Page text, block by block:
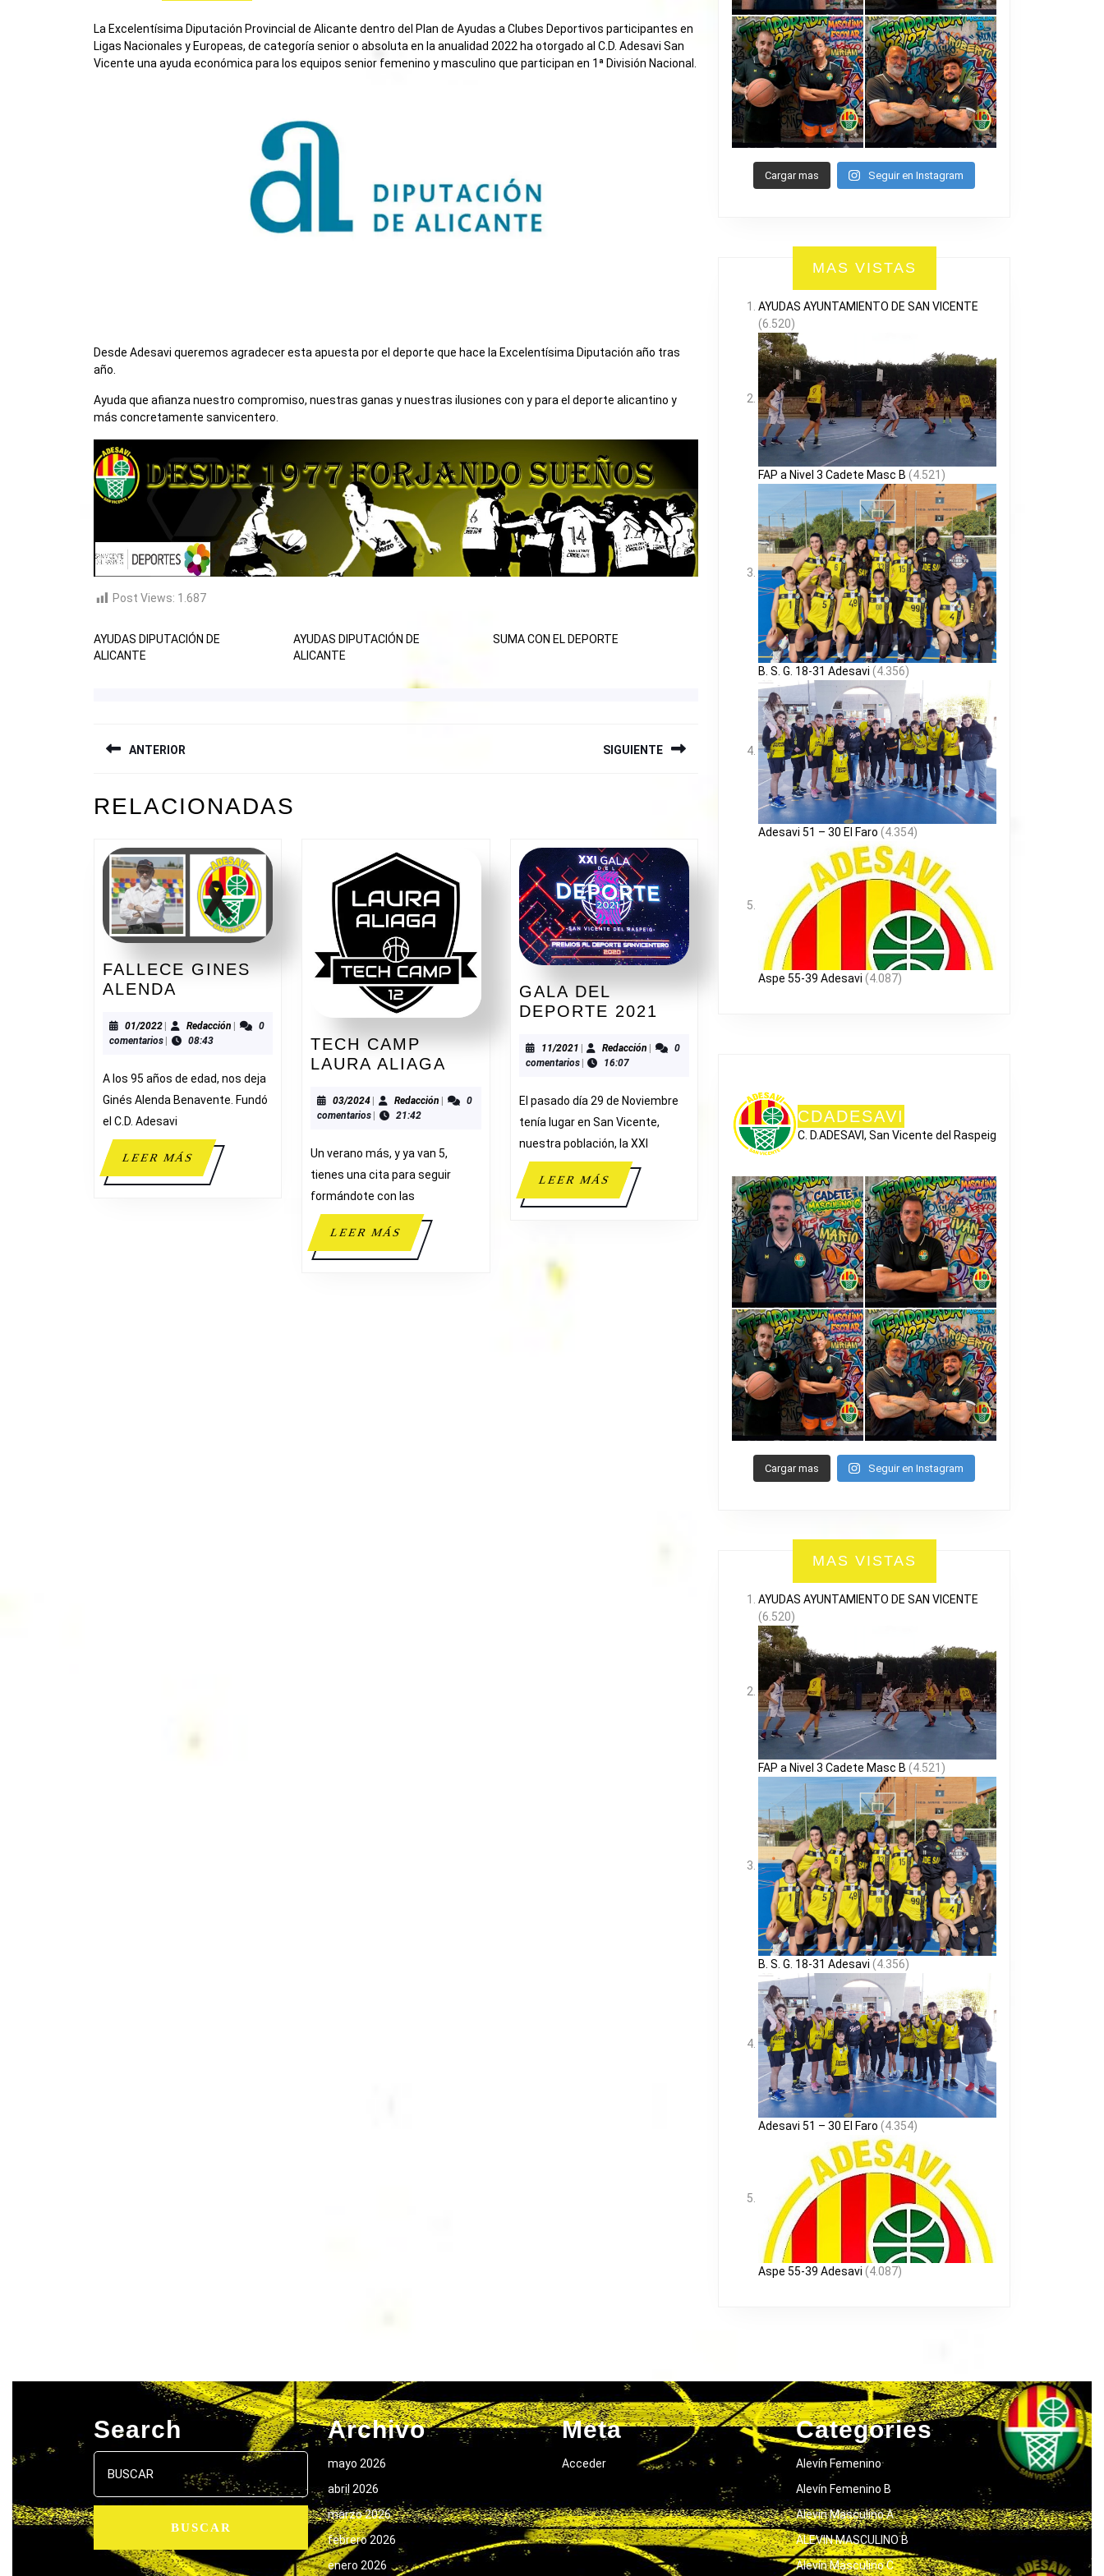
La Excelentísima Diputación Provincial de Alicante dentro del Plan de Ayudas a Clubes Deportivos participantes en
Ligas Nacionales y Europeas, de categoría senior o absoluta en la anualidad 2022 ha otorgado al C.D. Adesavi San
Vicente una ayuda económica para los equipos senior femenino y masculino que participan en 1ª División Nacional.
Desde Adesavi queremos agradecer esta apuesta por el deporte que hace la Excelentísima Diputación año tras
año.
Ayuda que afianza nuestro compromiso, nuestras ganas y nuestras ilusiones con y para el deporte alicantino y
más concretamente sanvicentero.
Post Views: 1.687
AYUDAS DIPUTACIÓN DE
ALICANTE
AYUDAS DIPUTACIÓN DE
ALICANTE
SUMA CON EL DEPORTE
DE
ENTRADAS
ANTERIOR
anterior:
SIGUIENTE
RELACIONADAS
FALLECE GINES
ALENDA
ALENDA
01/202201/2022RedacciónRedacción
0
comentarios
08:43
A los 95 años de edad, nos deja
Ginés Alenda Benavente. Fundó
el C.D. Adesavi
LEER MÁSLEER
MÁS
TECH CAMP
LAURA ALIAGA
LAURA
03/202403/2024
| Redacción Redacción
|
0
comentarios | 21:42
Un verano más, y ya van 5,
tienes una cita para seguir
formándote con las
LEER MÁSLEER
MÁS
GALA DEL
DEPORTE 2021
DEPORTE
11/202111/2021
| Redacción Redacción
|
0
comentarios | 16:07
El pasado día 29 de Noviembre
tenía lugar en San Vicente,
nuestra población, la XXI
LEER MÁSLEER
MÁS
Cargar mas Seguir en Instagram
MAS VISTAS
AYUDAS AYUNTAMIENTO DE SAN VICENTE
(6.520)
FAP a Nivel 3 Cadete Masc B (4.521)
B. S. G. 18-31 Adesavi (4.356)
Adesavi 51 – 30 El Faro (4.354)
Aspe 55-39 Adesavi (4.087)
CDADESAVI
C. D.ADESAVI, San Vicente del Raspeig
Cargar mas Seguir en Instagram
MAS VISTAS
AYUDAS AYUNTAMIENTO DE SAN VICENTE
(6.520)
FAP a Nivel 3 Cadete Masc B (4.521)
B. S. G. 18-31 Adesavi (4.356)
Adesavi 51 – 30 El Faro (4.354)
Aspe 55-39 Adesavi (4.087)
Search
Buscar:
Archivo
mayo 2026
abril 2026
marzo 2026
febrero 2026
enero 2026
Meta
Acceder
Categories
Alevín Femenino
Alevín Femenino B
Alevín Masculino A
ALEVIN MASCULINO B
Alevín Masculino C